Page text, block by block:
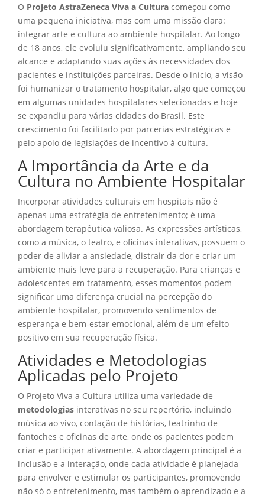
O Projeto AstraZeneca Viva a Cultura começou como
uma pequena iniciativa, mas com uma missão clara:
integrar arte e cultura ao ambiente hospitalar. Ao longo
de 18 anos, ele evoluiu significativamente, ampliando seu
alcance e adaptando suas ações às necessidades dos
pacientes e instituições parceiras. Desde o início, a visão
foi humanizar o tratamento hospitalar, algo que começou
em algumas unidades hospitalares selecionadas e hoje
se expandiu para várias cidades do Brasil. Este
crescimento foi facilitado por parcerias estratégicas e
pelo apoio de legislações de incentivo à cultura.
A Importância da Arte e da
Cultura no Ambiente Hospitalar
Incorporar atividades culturais em hospitais não é
apenas uma estratégia de entretenimento; é uma
abordagem terapêutica valiosa. As expressões artísticas,
como a música, o teatro, e oficinas interativas, possuem o
poder de aliviar a ansiedade, distrair da dor e criar um
ambiente mais leve para a recuperação. Para crianças e
adolescentes em tratamento, esses momentos podem
significar uma diferença crucial na percepção do
ambiente hospitalar, promovendo sentimentos de
esperança e bem-estar emocional, além de um efeito
positivo em sua recuperação física.
Atividades e Metodologias
Aplicadas pelo Projeto
O Projeto Viva a Cultura utiliza uma variedade de
metodologias interativas no seu repertório, incluindo
música ao vivo, contação de histórias, teatrinho de
fantoches e oficinas de arte, onde os pacientes podem
criar e participar ativamente. A abordagem principal é a
inclusão e a interação, onde cada atividade é planejada
para envolver e estimular os participantes, promovendo
não só o entretenimento, mas também o aprendizado e a